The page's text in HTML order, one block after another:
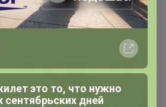
это то, что нужно
дней